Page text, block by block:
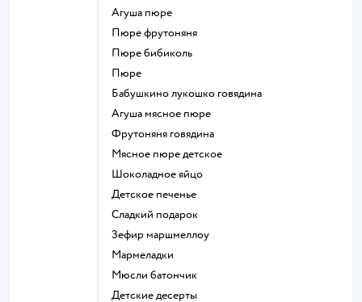
агуша пюре
пюре фрутоняня
пюре бибиколь
пюре
бабушкино лукошко говядина
агуша мясное пюре
фрутоняня говядина
мясное пюре детское
шоколадное яйцо
детское печенье
сладкий подарок
зефир маршмеллоу
мармеладки
мюсли батончик
детские десерты